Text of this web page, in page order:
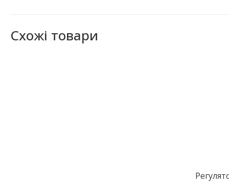
Схожі товари